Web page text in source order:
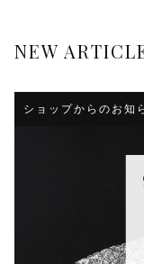
NEW
ショップからのお知